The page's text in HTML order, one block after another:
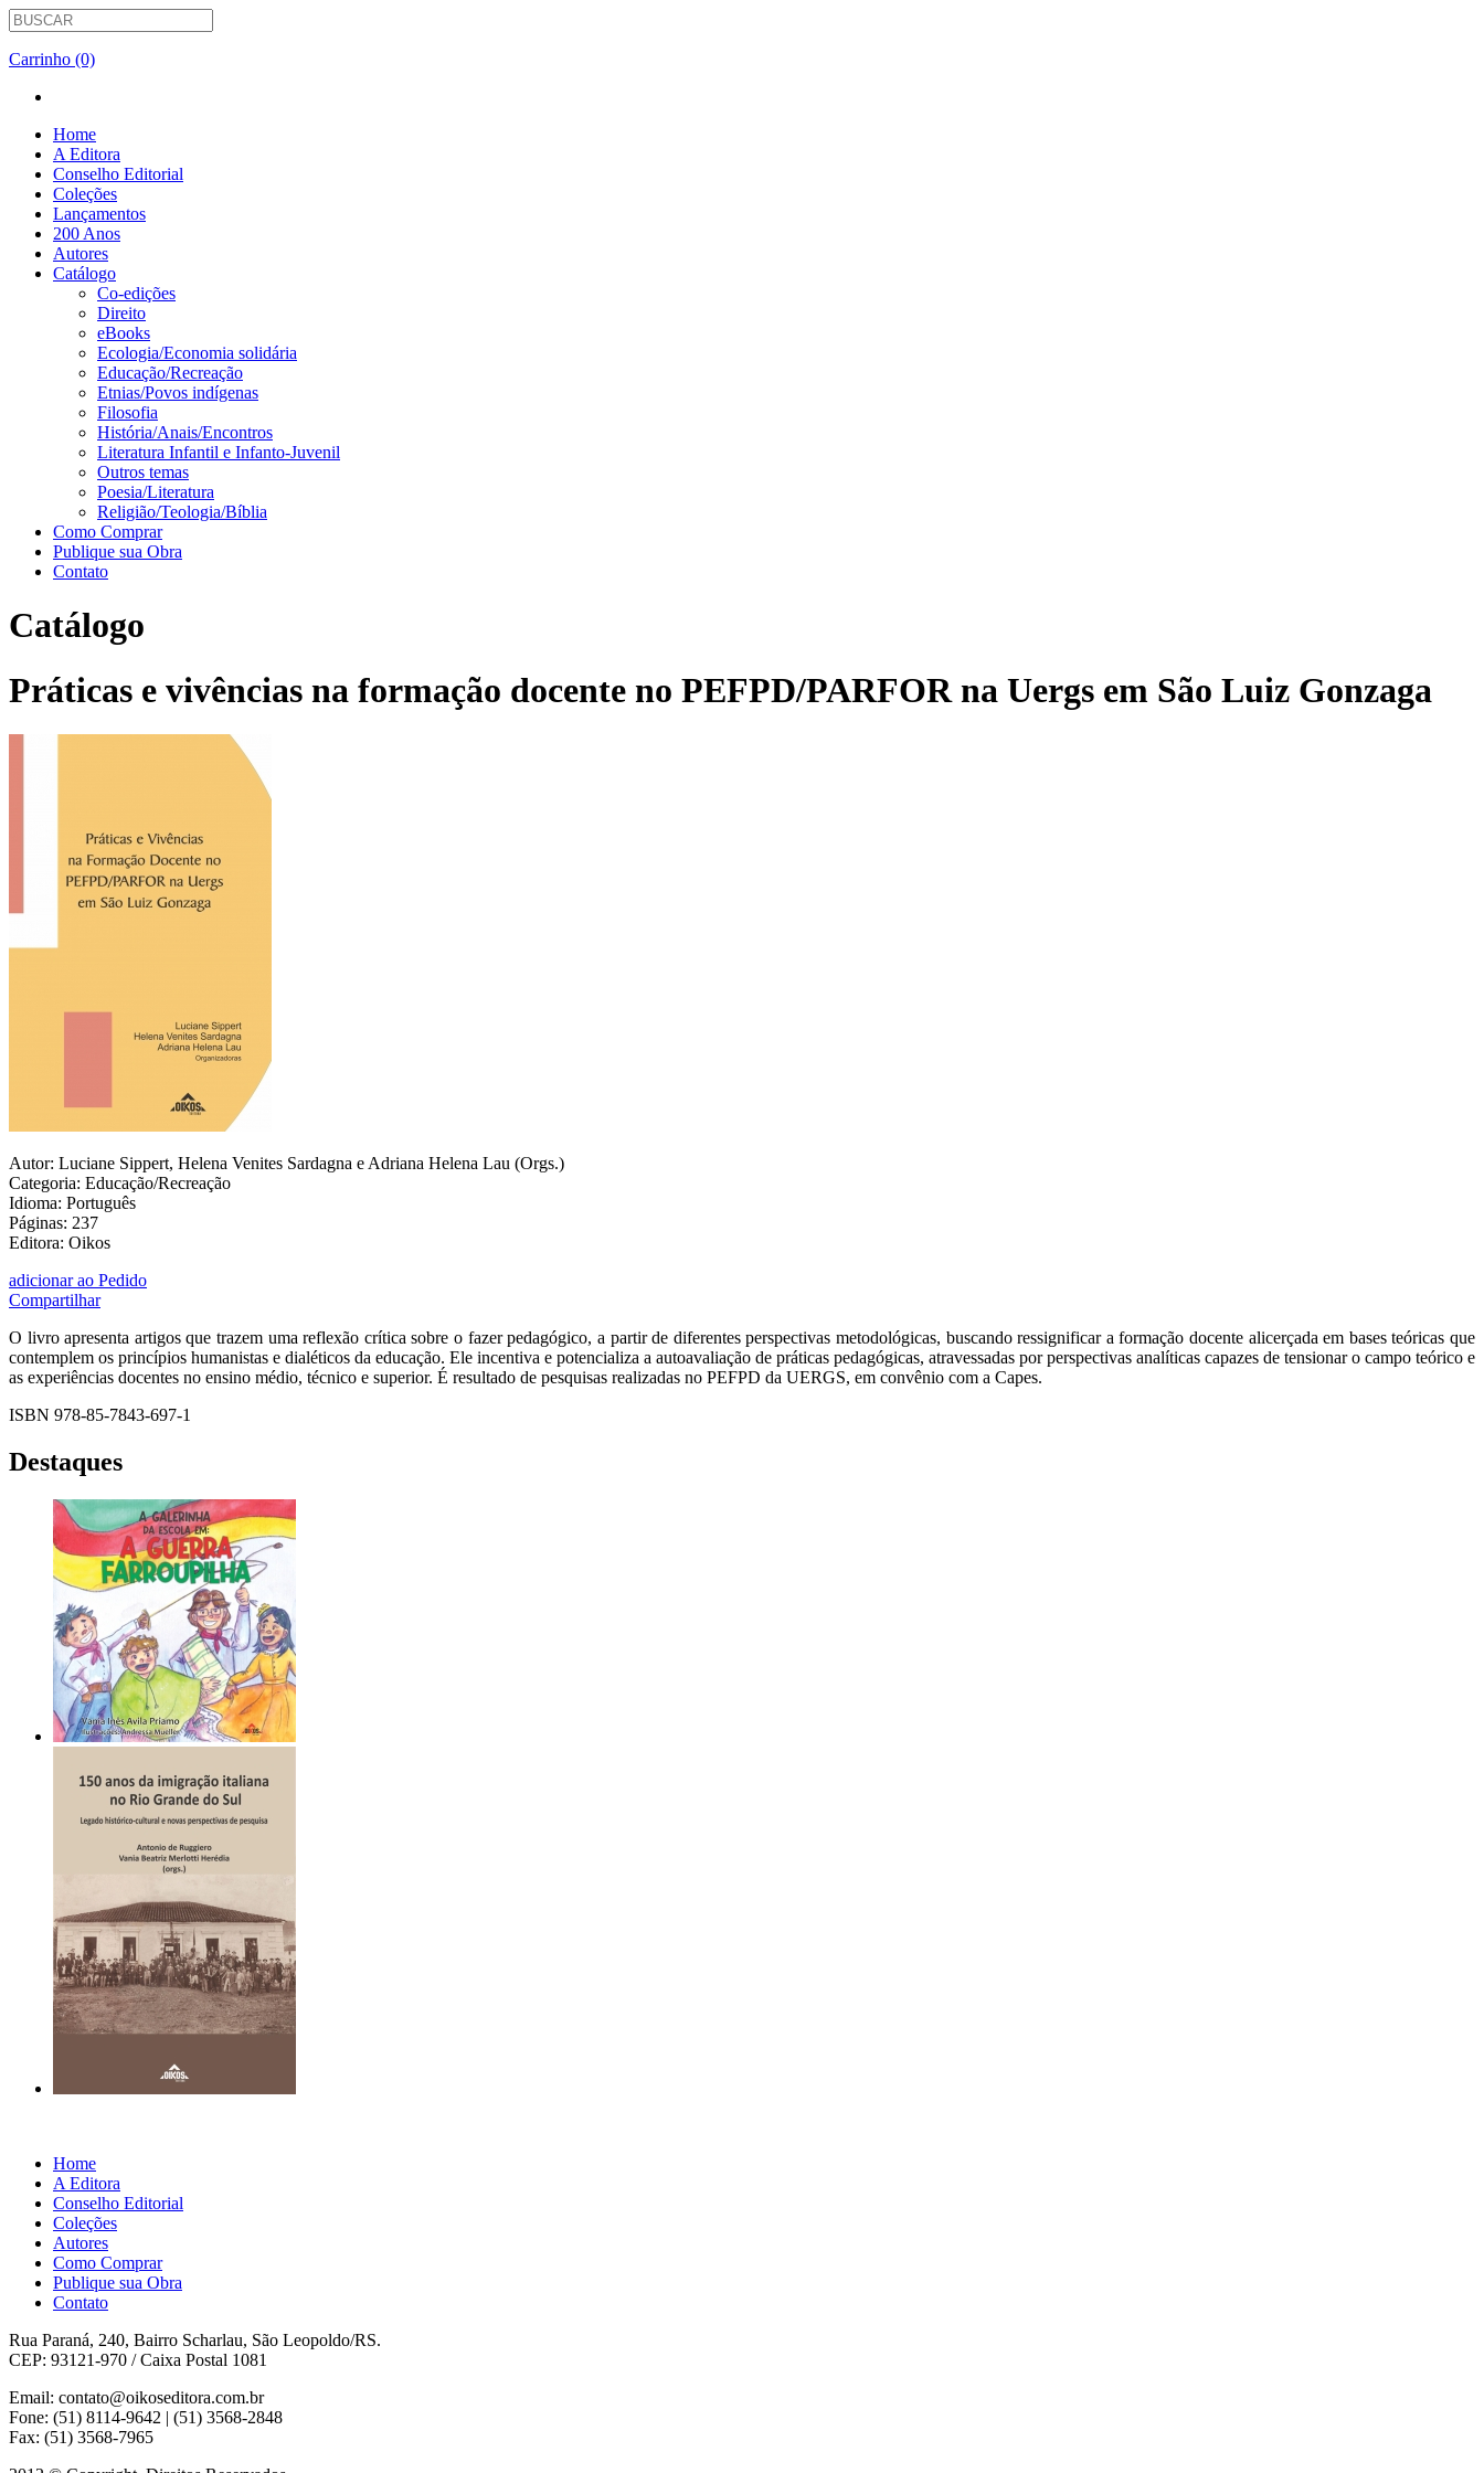
Carrinho (0)
Home
A Editora
Conselho Editorial
Coleções
Lançamentos
200 Anos
Autores
Catálogo
Co-edições
Direito
eBooks
Ecologia/Economia solidária
Educação/Recreação
Etnias/Povos indígenas
Filosofia
História/Anais/Encontros
Literatura Infantil e Infanto-Juvenil
Outros temas
Poesia/Literatura
Religião/Teologia/Bíblia
Como Comprar
Publique sua Obra
Contato
Catálogo
Práticas e vivências na formação docente no PEFPD/PARFOR na Uergs em São Luiz Gonzaga
Autor: Luciane Sippert, Helena Venites Sardagna e Adriana Helena Lau (Orgs.)
Categoria: Educação/Recreação
Idioma: Português
Páginas: 237
Editora: Oikos
adicionar ao Pedido
Compartilhar
O livro apresenta artigos que trazem uma reflexão crítica sobre o fazer pedagógico, a partir de diferentes perspectivas metodológicas, buscando ressignificar a formação docente alicerçada em bases teóricas que
contemplem os princípios humanistas e dialéticos da educação. Ele incentiva e potencializa a autoavaliação de práticas pedagógicas, atravessadas por perspectivas analíticas capazes de tensionar o campo teórico e
as experiências docentes no ensino médio, técnico e superior. É resultado de pesquisas realizadas no PEFPD da UERGS, em convênio com a Capes.
ISBN 978-85-7843-697-1
Destaques
Home
A Editora
Conselho Editorial
Coleções
Autores
Como Comprar
Publique sua Obra
Contato
Rua Paraná, 240, Bairro Scharlau, São Leopoldo/RS.
CEP: 93121-970 / Caixa Postal 1081
Email: contato@oikoseditora.com.br
Fone: (51) 8114-9642 | (51) 3568-2848
Fax: (51) 3568-7965